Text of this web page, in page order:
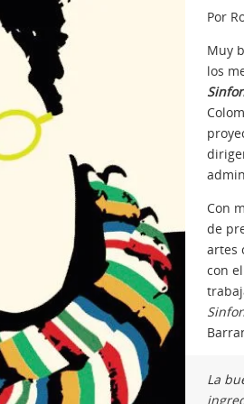
Por
Muy
los
Con
de
artes
con
La